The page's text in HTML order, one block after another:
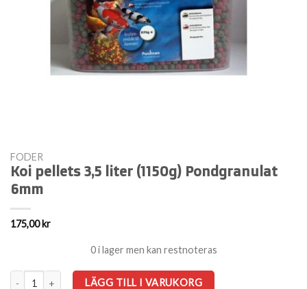
FODER
Koi pellets 3,5 liter (1150g) Pondgranulat
6mm
175,00kr
0 i lager men kan restnoteras
Koi pellets 3,5 liter (1150g) Pondgranulat 6mm mängd
LÄGG TILL I VARUKORG